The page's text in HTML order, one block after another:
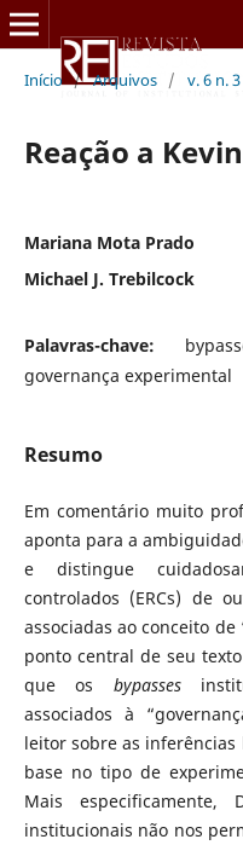
Início / Arquivos / v. 6 n.
Reação a
Mariana Mota Prado
Michael J. Trebilcock
Palavras-chave:
governança experimental
Resumo
Em comentário muito
aponta para a
e distingue
controlados (ERCs) de
associadas ao conceito
ponto central de seu
que os bypasses
associados à
leitor sobre as
base no tipo de
Mais
institucionais não nos